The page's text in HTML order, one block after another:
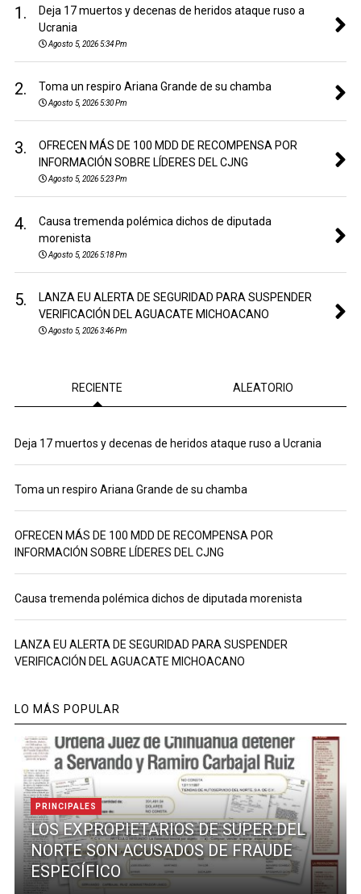
1.
Deja 17 muertos y decenas de heridos ataque ruso a
Ucrania
Agosto 5, 2026 5:34 Pm
2. Toma un respiro Ariana Grande de su chamba
Agosto 5, 2026 5:30 Pm
3.
OFRECEN MÁS DE 100 MDD DE RECOMPENSA POR
INFORMACIÓN SOBRE LÍDERES DEL CJNG
Agosto 5, 2026 5:23 Pm
4.
Causa tremenda polémica dichos de diputada
morenista
Agosto 5, 2026 5:18 Pm
5.
LANZA EU ALERTA DE SEGURIDAD PARA SUSPENDER
VERIFICACIÓN DEL AGUACATE MICHOACANO
Agosto 5, 2026 3:46 Pm
RECIENTE ALEATORIO
Deja 17 muertos y decenas de heridos ataque ruso a Ucrania
Toma un respiro Ariana Grande de su chamba
OFRECEN MÁS DE 100 MDD DE RECOMPENSA POR
INFORMACIÓN SOBRE LÍDERES DEL CJNG
Causa tremenda polémica dichos de diputada morenista
LANZA EU ALERTA DE SEGURIDAD PARA SUSPENDER
VERIFICACIÓN DEL AGUACATE MICHOACANO
LO MÁS POPULAR
PRINCIPALES
LOS EXPROPIETARIOS DE SUPER DEL
NORTE SON ACUSADOS DE FRAUDE
ESPECÍFICO